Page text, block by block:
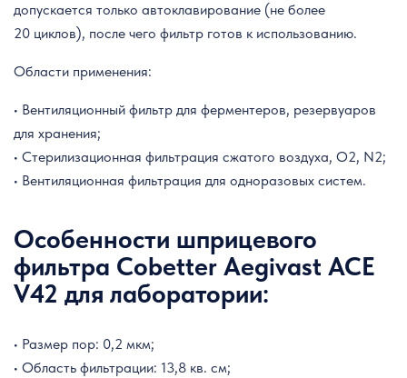
допускается только автоклавирование (не более
20 циклов), после чего фильтр готов к использованию.
Области применения:
• Вентиляционный фильтр для ферментеров, резервуаров
для хранения;
• Стерилизационная фильтрация сжатого воздуха, O2, N2;
• Вентиляционная фильтрация для одноразовых систем.
Особенности шприцевого
фильтра Cobetter Aegivast ACE
V42 для лаборатории:
• Размер пор: 0,2 мкм;
• Область фильтрации: 13,8 кв. см;